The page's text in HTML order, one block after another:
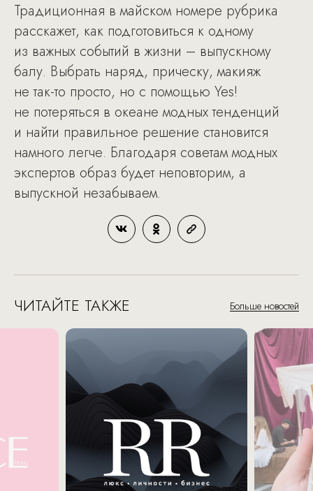
Традиционная в майском номере рубрика
расскажет, как подготовиться к одному
из важных событий в жизни – выпускному
балу. Выбрать наряд, прическу, макияж
не так-то просто, но с помощью Yes!
не потеряться в океане модных тенденций
и найти правильное решение становится
намного легче. Благодаря советам модных
экспертов образ будет неповторим, а
выпускной незабываем.
ЧИТАЙТЕ ТАКЖЕ Больше новостей